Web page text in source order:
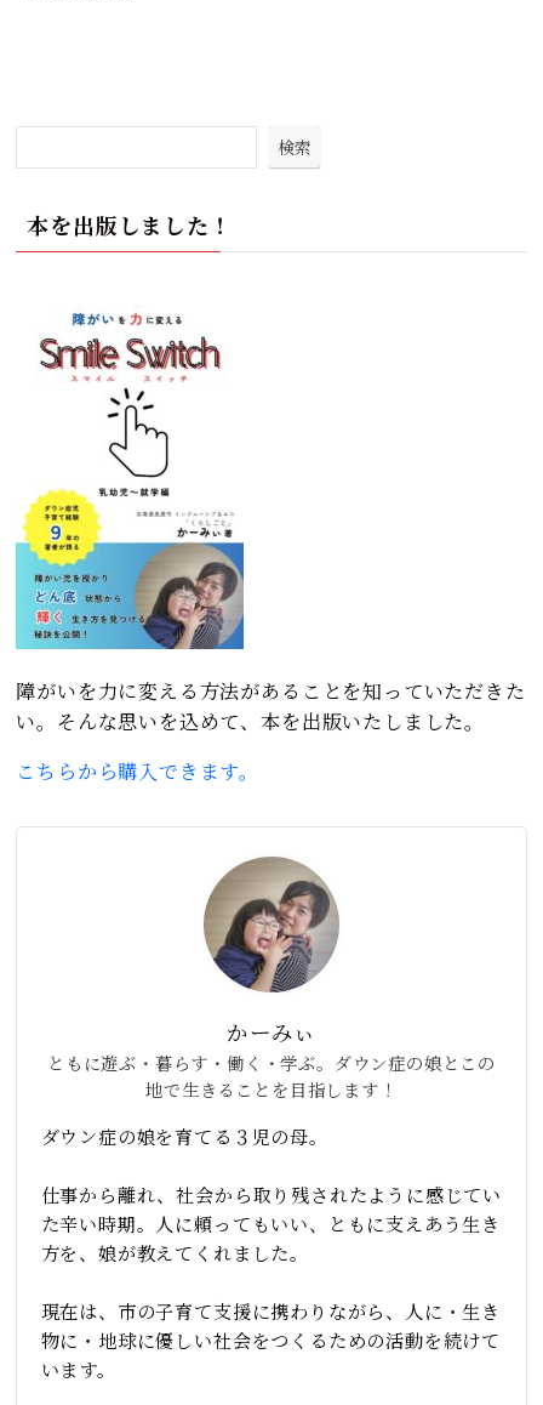
検索
本を出版しました！
障がいを力に変える方法があることを知っていただきた
い。そんな思いを込めて、本を出版いたしました。
こちらから購入できます。
かーみぃ
ともに遊ぶ・暮らす・働く・学ぶ。ダウン症の娘とこの
地で生きることを目指します！
ダウン症の娘を育てる３児の母。
仕事から離れ、社会から取り残されたように感じてい
た辛い時期。人に頼ってもいい、ともに支えあう生き
方を、娘が教えてくれました。
現在は、市の子育て支援に携わりながら、人に・生き
物に・地球に優しい社会をつくるための活動を続けて
います。